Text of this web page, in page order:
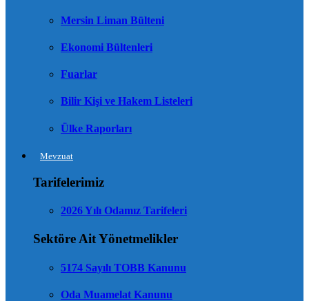
Mersin Liman Bülteni
Ekonomi Bültenleri
Fuarlar
Bilir Kişi ve Hakem Listeleri
Ülke Raporları
Mevzuat
Tarifelerimiz
2026 Yılı Odamız Tarifeleri
Sektöre Ait Yönetmelikler
5174 Sayılı TOBB Kanunu
Oda Muamelat Kanunu